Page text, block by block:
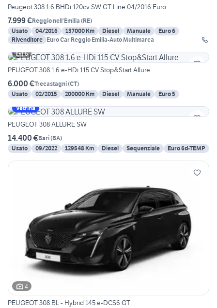
Peugeot 308 1.6 BHDi 120cv SW GT Line 04/2016 Euro
7.999 €Reggio nell'Emilia (RE)
Usato
04/2016 137000 Km Diesel Manuale
Euro 6
Rivenditore Euro Car Reggio Emilia-Auto Multimarca
6
PEUGEOT 308 1.6 e-HDi 115 CV Stop&Start Allure
6.000 €Trecastagni(CT)
Usato
02/2015 200000 Km Diesel Manuale
Euro 5
Vetrina
PEUGEOT 308 ALLURE SW
14.400 €Bari(BA)
Usato
09/2022 129548 Km Diesel Sequenziale Euro 6d-TEMP
4
PEUGEOT 308 BL - Hybrid 145 e-DCS6 GT